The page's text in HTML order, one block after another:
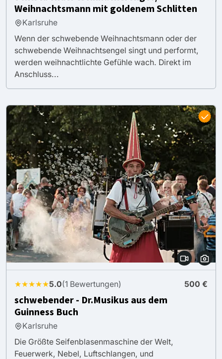
Weihnachtsmann mit goldenem Schlitten
Karlsruhe
Wenn der schwebende Weihnachtsmann oder der
schwebende Weihnachtsengel singt und performt,
werden weihnachtlichte Gefühle wach. Direkt im
Anschluss...
★★★★★5.0(1 Bewertungen) 500 €
schwebender - Dr.Musikus aus dem
Guinness Buch
Karlsruhe
Die Größte Seifenblasenmaschine der Welt,
Feuerwerk, Nebel, Luftschlangen, und